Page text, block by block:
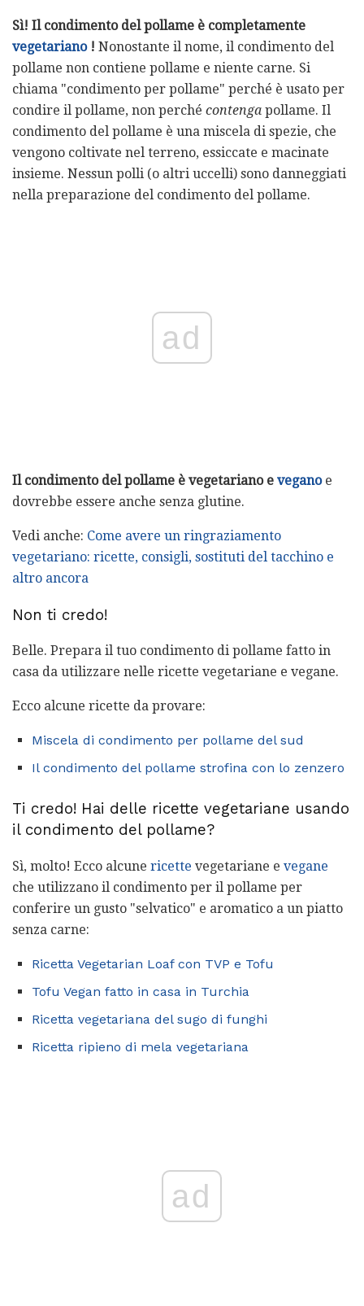
Sì! Il condimento del pollame è completamente
vegetariano! Nonostante il nome, il condimento del
pollame non contiene pollame e niente carne. Si
chiama "condimento per pollame" perché è usato per
condire il pollame, non perché contenga pollame. Il
condimento del pollame è una miscela di spezie, che
vengono coltivate nel terreno, essiccate e macinate
insieme. Nessun polli (o altri uccelli) sono danneggiati
nella preparazione del condimento del pollame.
ad
Il condimento del pollame è vegetariano e veganoe
dovrebbe essere anche senza glutine.
Vedi anche: Come avere un ringraziamento
vegetariano: ricette, consigli, sostituti del tacchino e
altro ancora
Non ti credo!
Belle. Prepara il tuo condimento di pollame fatto in
casa da utilizzare nelle ricette vegetariane e vegane.
Ecco alcune ricette da provare:
Miscela di condimento per pollame del sud
Il condimento del pollame strofina con lo zenzero
Ti credo! Hai delle ricette vegetariane usando
il condimento del pollame?
Sì, molto! Ecco alcune ricette vegetariane e vegane
che utilizzano il condimento per il pollame per
conferire un gusto "selvatico" e aromatico a un piatto
senza carne:
Ricetta Vegetarian Loaf con TVP e Tofu
Tofu Vegan fatto in casa in Turchia
Ricetta vegetariana del sugo di funghi
Ricetta ripieno di mela vegetariana
ad